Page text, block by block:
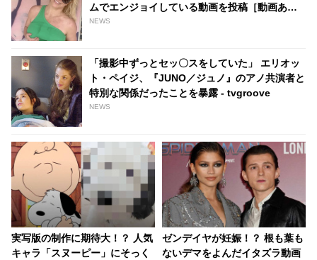
ムでエンジョイしている動画を投稿［動画あ
り］
NEWS
「撮影中ずっとセッ〇スをしていた」 エリオッ
ト・ペイジ、『JUNO／ジュノ』のアノ共演者と
特別な関係だったことを暴露 - tvgroove
NEWS
実写版の制作に期待大！？ 人気
キャラ「スヌーピー」にそっく
ゼンデイヤが妊娠！？ 根も葉も
ないデマをよんだイタズラ動画